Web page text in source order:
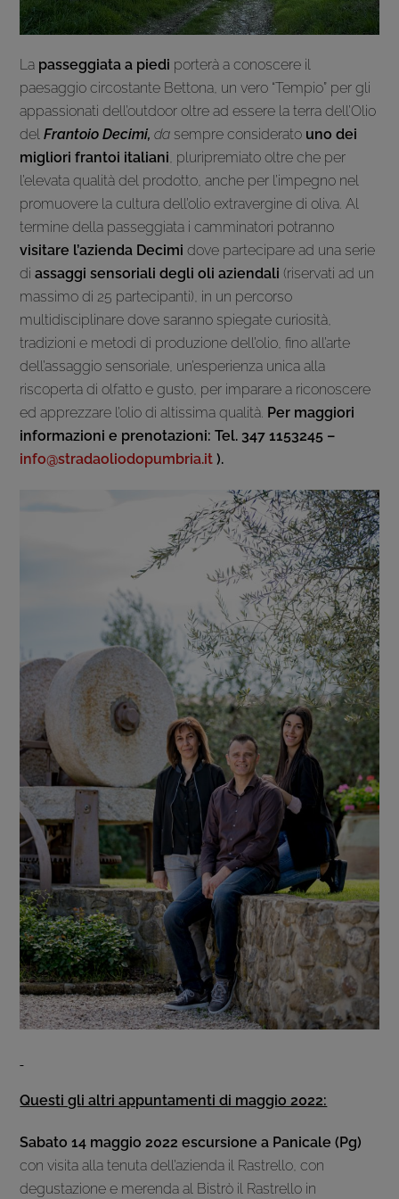
La passeggiata a piedi porterà a conoscere il
paesaggio circostante Bettona, un vero “Tempio” per gli
appassionati dell’outdoor oltre ad essere la terra dell’Olio
delFrantoio Decimi,da sempre considerato uno dei
migliori frantoi italiani, pluripremiato oltre che per
l’elevata qualità del prodotto, anche per l’impegno nel
promuovere la cultura dell’olio extravergine di oliva. Al
termine della passeggiata i camminatori potranno
visitare l’azienda Decimi dove partecipare ad una serie
diassaggi sensoriali degli oli aziendali (riservati ad un
massimo di 25 partecipanti), in un percorso
multidisciplinare dove saranno spiegate curiosità,
tradizioni e metodi di produzione dell’olio, fino all’arte
dell’assaggio sensoriale, un’esperienza unica alla
riscoperta di olfatto e gusto, per imparare a riconoscere
ed apprezzare l’olio di altissima qualità. Per maggiori
informazioni e prenotazioni: Tel. 347 1153245 –
info@stradaoliodopumbria.it ).
Questi gli altri appuntamenti di maggio 2022:
Sabato 14 maggio 2022 escursione a Panicale (Pg)
con visita alla tenuta dell’azienda il Rastrello, con
degustazione e merenda al Bistrò il Rastrello in